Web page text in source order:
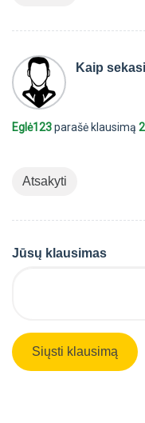
Kaip
Eglė123parašė klausimą
Atsakyti
Jūsų klausimas